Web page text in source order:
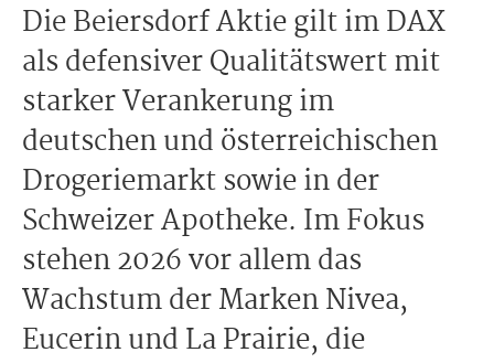
Die Beiersdorf Aktie gilt im DAX
als defensiver Qualitätswert mit
starker Verankerung im
deutschen und österreichischen
Drogeriemarkt sowie in der
Schweizer Apotheke. Im Fokus
stehen 2026 vor allem das
Wachstum der Marken Nivea,
Eucerin und La Prairie, die